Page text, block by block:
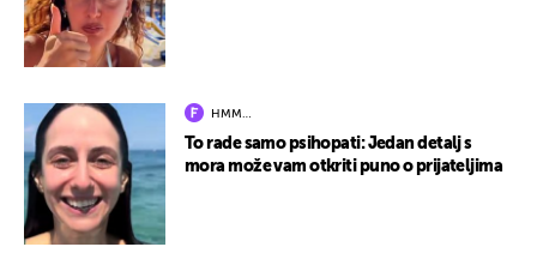
HMM…
To rade samo psihopati: Jedan detalj s
mora može vam otkriti puno o prijateljima